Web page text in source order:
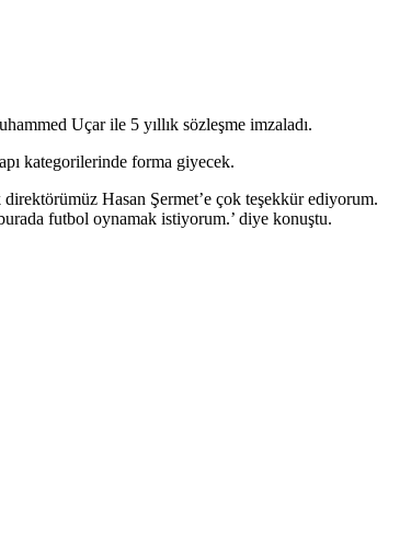
Uçar ile 5 yıllık sözleşme imzaladı.
kategorilerinde forma giyecek.
Hasan Şermet’e çok teşekkür ediyorum.
futbol oynamak istiyorum.’ diye konuştu.